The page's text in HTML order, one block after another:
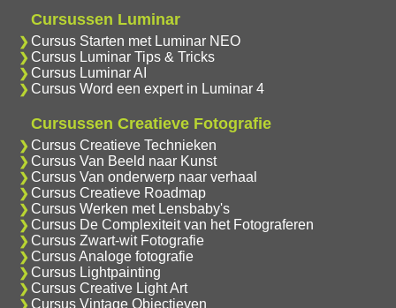
Cursussen Luminar
Cursus Starten met Luminar NEO
Cursus Luminar Tips & Tricks
Cursus Luminar AI
Cursus Word een expert in Luminar 4
Cursussen Creatieve Fotografie
Cursus Creatieve Technieken
Cursus Van Beeld naar Kunst
Cursus Van onderwerp naar verhaal
Cursus Creatieve Roadmap
Cursus Werken met Lensbaby's
Cursus De Complexiteit van het Fotograferen
Cursus Zwart-wit Fotografie
Cursus Analoge fotografie
Cursus Lightpainting
Cursus Creative Light Art
Cursus Vintage Objectieven